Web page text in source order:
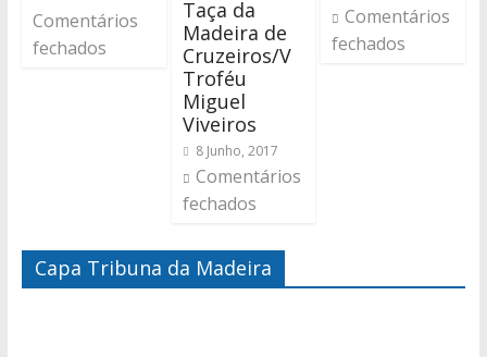
Comentários
fechados
Taça da
Madeira de
Cruzeiros/V
Troféu
Miguel
Viveiros
8 Junho, 2017
Comentários
fechados
Comentários
fechados
Capa Tribuna da Madeira